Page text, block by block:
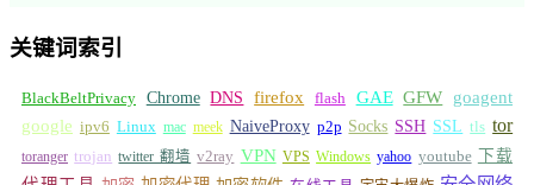
关键词索引
BlackBeltPrivacy Chrome DNS firefox flash GAE GFW
goagent
google ipv6 Linux mac meek NaiveProxy p2p Socks SSH SSL tls tor
toranger trojan twitter 翻墙 v2ray VPN VPS Windows yahoo youtube 下载